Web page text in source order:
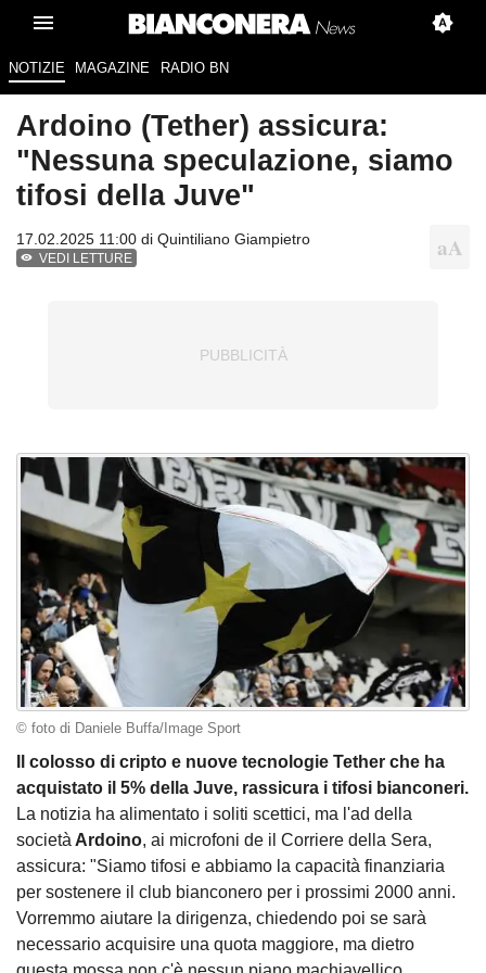
NOTIZIE MAGAZINE RADIO BN
Ardoino (Tether) assicura:
"Nessuna speculazione, siamo
tifosi della Juve"
17.02.2025 11:00 di Quintiliano Giampietro
VEDI LETTURE
© foto di Daniele Buffa/Image Sport
Il colosso di cripto e nuove tecnologie Tether che ha
acquistato il 5% della Juve, rassicura i tifosi bianconeri.
La notizia ha alimentato i soliti scettici, ma l'ad della
società Ardoino, ai microfoni de il Corriere della Sera,
assicura: "Siamo tifosi e abbiamo la capacità finanziaria
per sostenere il club bianconero per i prossimi 2000 anni.
Vorremmo aiutare la dirigenza, chiedendo poi se sarà
necessario acquisire una quota maggiore, ma dietro